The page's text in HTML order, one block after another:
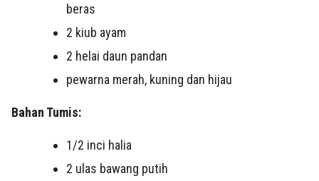
beras
2 kiub ayam
2 helai daun pandan
pewarna merah, kuning dan hijau
Bahan Tumis:
1/2 inci halia
2 ulas bawang putih